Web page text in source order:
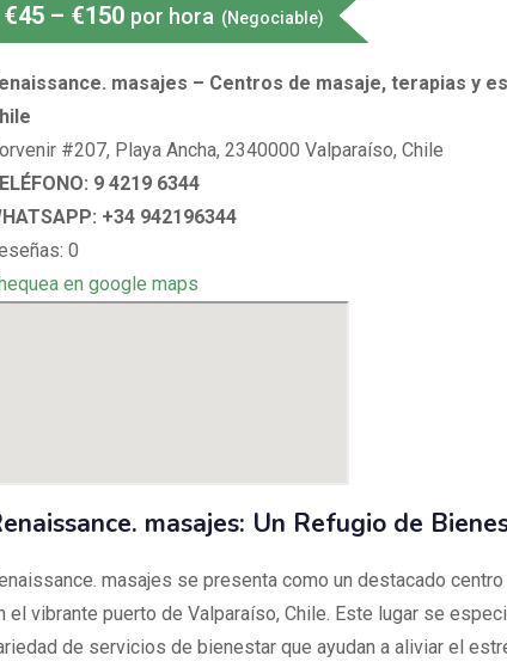
€45 – €150 por hora (Negociable)
masajes – Centros de masaje, terapias y
#207, Playa Ancha, 2340000 Valparaíso, Chile
9 4219 6344
+34 942196344
0
en google maps
masajes: Un Refugio de
masajes se presenta como un destacado
el vibrante puerto de Valparaíso, Chile. Este lugar se
de servicios de bienestar que ayudan a aliviar el